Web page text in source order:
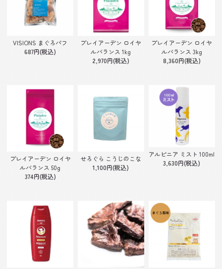
VISIONS まぐろパフ
687円(税込)
プレイアーデン ロイヤ
ルバランス 1kg
2,970円(税込)
プレイアーデン ロイヤ
ルバランス 3kg
8,360円(税込)
プレイアーデン ロイヤ
ルバランス 50g
374円(税込)
せろぐら こうじのこな
1,100円(税込)
アルピニア ミスト 100ml
3,630円(税込)